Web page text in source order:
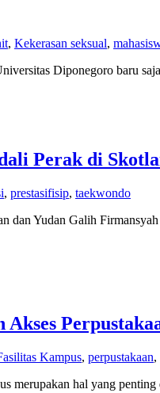
, Kekerasan seksual,
Diponegoro baru
Perak di
, prestasifisip, taekwondo
Yudan Galih
Kampus, perpustakaan,
merupakan hal yang